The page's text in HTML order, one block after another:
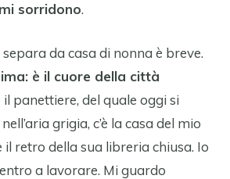
sorridono.
da casa di nonna è breve.
è il cuore della città
il panettiere, del quale oggi si
grigia, c’è la casa del mio
il retro della sua libreria chiusa. Io
a lavorare. Mi guardo